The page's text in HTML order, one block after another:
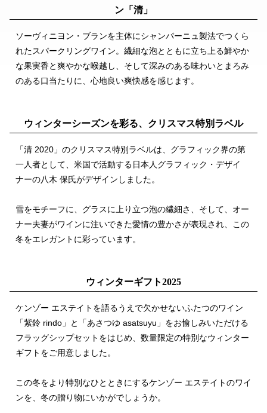
ン「清」
ソーヴィニヨン・ブランを主体にシャンパーニュ製法でつくら
れたスパークリングワイン。繊細な泡とともに立ち上る鮮やか
な果実香と爽やかな喉越し、そして深みのある味わいとまろみ
のある口当たりに、心地良い爽快感を感じます。
ウィンターシーズンを彩る、クリスマス特別ラベル
「清 2020」のクリスマス特別ラベルは、グラフィック界の第
一人者として、米国で活動する日本人グラフィック・デザイ
ナーの八木 保氏がデザインしました。
雪をモチーフに、グラスに上り立つ泡の繊細さ、そして、オー
ナー夫妻がワインに注いできた愛情の豊かさが表現され、この
冬をエレガントに彩っています。
ウィンターギフト2025
ケンゾー エステイトを語るうえで欠かせないふたつのワイン
「紫鈴 rindo」と「あさつゆ asatsuyu」をお愉しみいただける
フラッグシップセットをはじめ、数量限定の特別なウィンター
ギフトをご用意しました。
この冬をより特別なひとときにするケンゾー エステイトのワイ
ンを、冬の贈り物にいかがでしょうか。